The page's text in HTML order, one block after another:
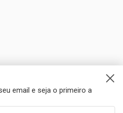
email e seja o primeiro a